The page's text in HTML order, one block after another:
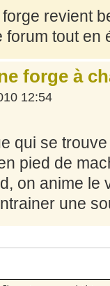
revient
tout en
forge à
12:54
qui se
pied de
on anime le
une